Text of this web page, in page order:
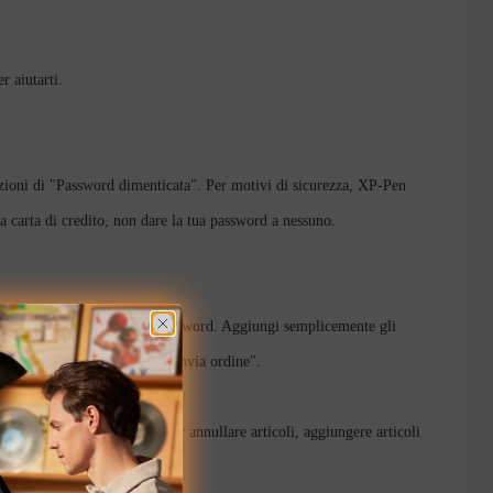
aiutarti.
di "Password dimenticata". Per motivi di sicurezza, XP-Pen
di credito, non dare la tua password a nessuno.
un ID XP-Pen o la password. Aggiungi semplicemente gli
e fai clic sul pulsante "Invia ordine".
pagina Stato ordine. Per annullare articoli, aggiungere articoli